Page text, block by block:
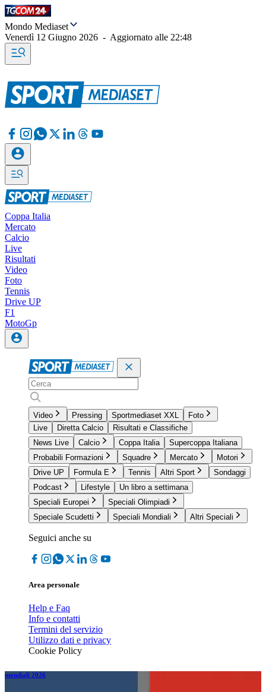
Mondo Mediaset
Venerdì 12 Giugno 2026 - Aggiornato alle 22:48
Coppa Italia
Mercato
Calcio
Live
Risultati
Video
Foto
Tennis
Drive UP
F1
MotoGp
Video Pressing Sportmediaset XXL
Foto
Live
Diretta Calcio
Risultati e Classifiche
News Live
Calcio Coppa Italia
Supercoppa Italiana
Probabili Formazioni
Squadre Mercato
Motori
Drive UP
Formula E Tennis Altri Sport
Sondaggi
Podcast
Lifestyle
Un libro a settimana
Speciali Europei
Speciali Olimpiadi
Speciale Scudetti
Speciali Mondiali Altri Speciali
Seguici anche su
Area personale
Help e Faq
Info e contatti
Termini del servizio
Utilizzo dati e privacy
Cookie Policy
mondiali 2026